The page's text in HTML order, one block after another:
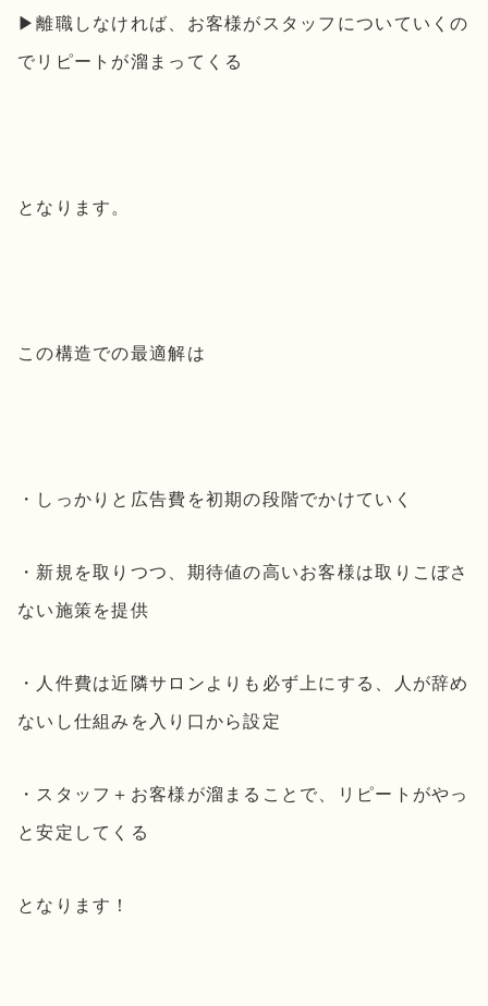
▶︎離職しなければ、お客様がスタッフについていくの
でリピートが溜まってくる
となります。
この構造での最適解は
・しっかりと広告費を初期の段階でかけていく
・新規を取りつつ、期待値の高いお客様は取りこぼさ
ない施策を提供
・人件費は近隣サロンよりも必ず上にする、人が辞め
ないし仕組みを入り口から設定
・スタッフ＋お客様が溜まることで、リピートがやっ
と安定してくる
となります！